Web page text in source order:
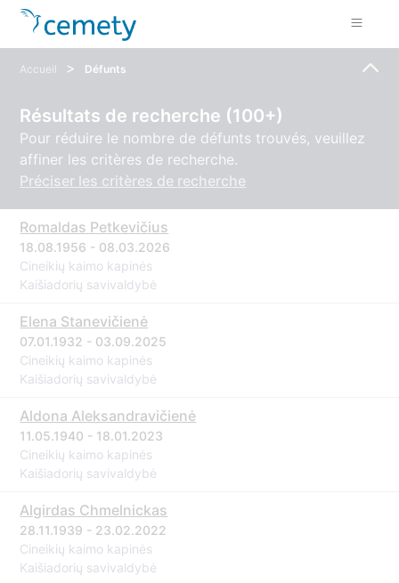
Accueil > Défunts
Résultats de recherche (100+)
Pour réduire le nombre de défunts trouvés, veuillez
affiner les critères de recherche.
Préciser les critères de recherche
Romaldas Petkevičius
18.08.1956 - 08.03.2026
Cineikių kaimo kapinės
Kaišiadorių savivaldybė
Elena Stanevičienė
07.01.1932 - 03.09.2025
Cineikių kaimo kapinės
Kaišiadorių savivaldybė
Aldona Aleksandravičienė
11.05.1940 - 18.01.2023
Cineikių kaimo kapinės
Kaišiadorių savivaldybė
Algirdas Chmelnickas
28.11.1939 - 23.02.2022
Cineikių kaimo kapinės
Kaišiadorių savivaldybė